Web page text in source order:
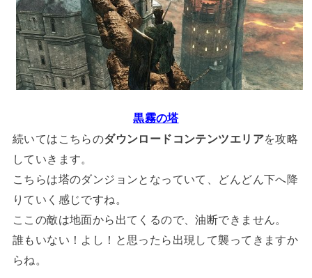
黒霧の塔
続いてはこちらのダウンロードコンテンツエリアを攻略
していきます。
こちらは塔のダンジョンとなっていて、どんどん下へ降
りていく感じですね。
ここの敵は地面から出てくるので、油断できません。
誰もいない！よし！と思ったら出現して襲ってきますか
らね。